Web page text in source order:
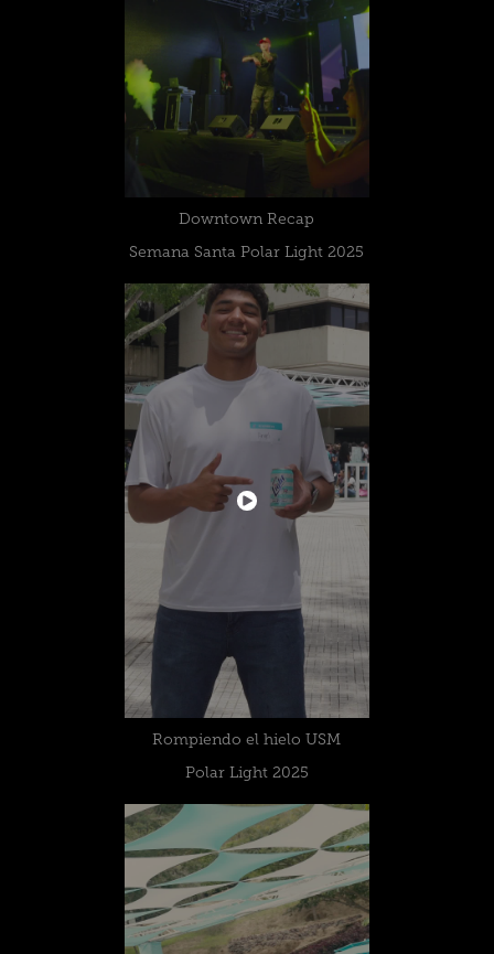
Downtown Recap
Semana Santa Polar Light 2025
Rompiendo el hielo USM
Polar Light 2025